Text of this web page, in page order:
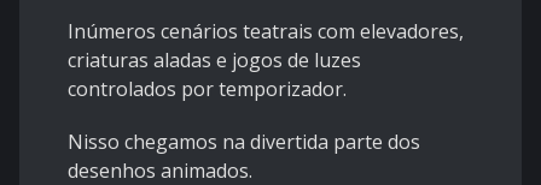
Inúmeros cenários teatrais com elevadores,
criaturas aladas e jogos de luzes
controlados por temporizador.
Nisso chegamos na divertida parte dos
desenhos animados.